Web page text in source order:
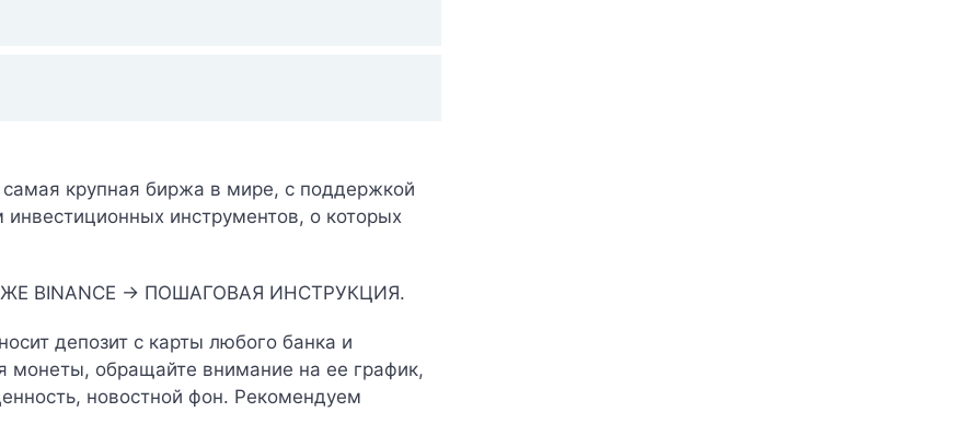
крупная биржа в мире, с поддержкой
инструментов, о которых
BINANCE → ПОШАГОВАЯ ИНСТРУКЦИЯ.
депозит с карты любого банка и
монеты, обращайте внимание на ее график,
новостной фон. Рекомендуем